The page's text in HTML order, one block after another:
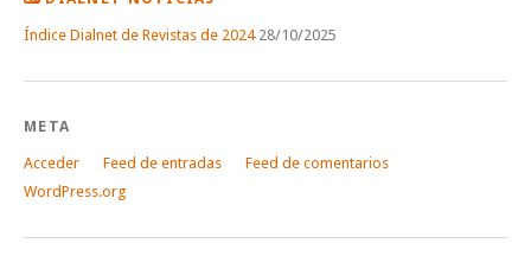
Índice Dialnet de Revistas de 2024 28/10/2025
META
Acceder Feed de entradas
Feed de comentarios
WordPress.org